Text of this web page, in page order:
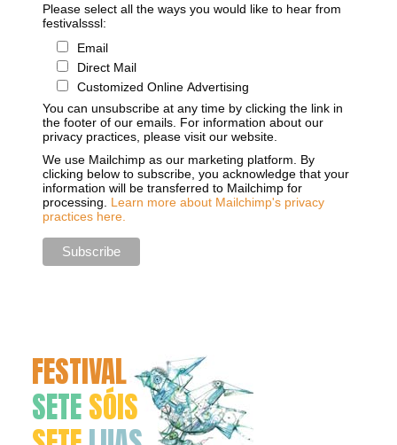
Please select all the ways you would like to hear from
festivalsssl:
Email
Direct Mail
Customized Online Advertising
You can unsubscribe at any time by clicking the link in
the footer of our emails. For information about our
privacy practices, please visit our website.
We use Mailchimp as our marketing platform. By
clicking below to subscribe, you acknowledge that your
information will be transferred to Mailchimp for
processing. Learn more about Mailchimp's privacy
practices here.
FESTIVAL
SETESÓIS